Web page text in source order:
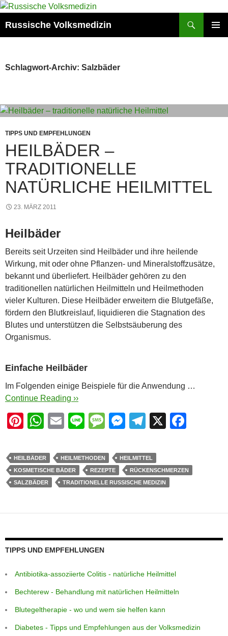
Zum
springen
Russische Volksmedizin
Schlagwort-Archiv: Salzbäder
TIPPS UND EMPFEHLUNGEN
HEILBÄDER –
TRADITIONELLE
NATÜRLICHE HEILMITTEL
23. MÄRZ 2011
Heilbäder
Bereits seit Urzeiten sind Heilbäder und ihre heilende
Wirkung, mit oder ohne Pflanzen- und Mineralstoffzusätze,
bekannt und überliefert. Heilbäder gehören zu den
traditionellen natürlichen Heilmitteln und Heilmethoden
vieler Kulturen. Diese Heilbäder erweitern die Blutgefäße,
fördern den Blutkreislauf, liquidieren die Stagnation des
Blutes und unterstützen die Selbstsäuberung des
Organismus.
Einfache Heilbäder
Im Folgenden einige Beispiele für die Anwendung …
Continue Reading ››
Pi
er
e
st
W
at
s
A
p
E
ail
Li
e
M
ss
a
g
M
ss
e
n
er
T
e
gr
a
X
e
o
k
HEILBÄDER HEILMETHODEN
HEILMITTEL
KOSMETISCHE BÄDER
REZEPTE
RÜCKENSCHMERZEN
SALZBÄDER
TRADITIONELLE RUSSISCHE MEDIZIN
TIPPS UND EMPFEHLUNGEN
Antibiotika-assoziierte Colitis - natürliche Heilmittel
Bechterew - Behandlung mit natürlichen Heilmitteln
Blutegeltherapie - wo und wem sie helfen kann
Diabetes - Tipps und Empfehlungen aus der Volksmedizin